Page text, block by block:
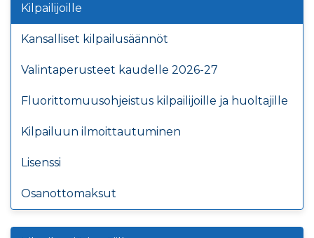
Kilpailijoille
Kansalliset kilpailusäännöt
Valintaperusteet kaudelle 2026-27
Fluorittomuusohjeistus kilpailijoille ja huoltajille
Kilpailuun ilmoittautuminen
Lisenssi
Osanottomaksut